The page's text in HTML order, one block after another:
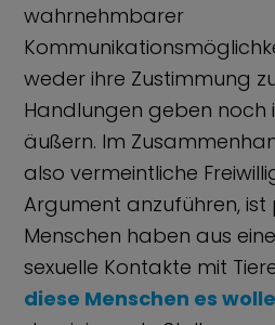
wahrnehmbarer
weder ihre Zustimmung
Handlungen geben noch
äußern. Im
also vermeintliche
Argument anzuführen, ist
Menschen haben aus
sexuelle Kontakte mit
diese Menschen es